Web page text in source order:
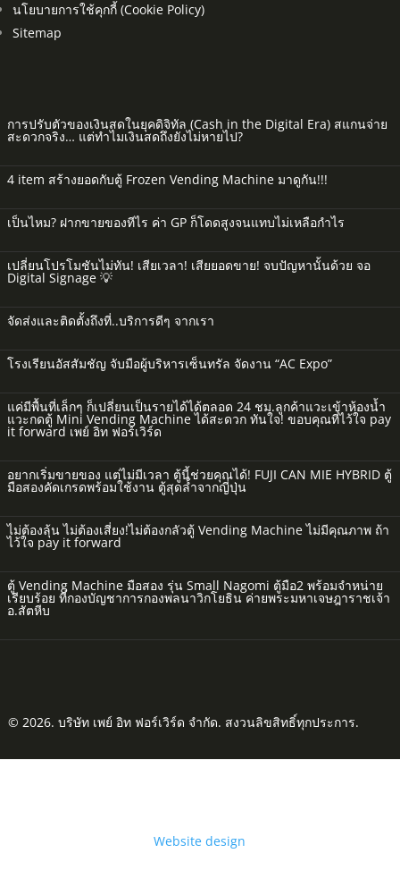
นโยบายการใช้คุกกี้ (Cookie Policy)
Sitemap
การปรับตัวของเงินสดในยุคดิจิทัล (Cash in the Digital Era) สแกนจ่าย
สะดวกจริง… แต่ทำไมเงินสดถึงยังไม่หายไป?
4 item สร้างยอดกับตู้ Frozen Vending Machine มาดูกัน!!!
เป็นไหม? ฝากขายของทีไร ค่า GP ก็โดดสูงจนแทบไม่เหลือกำไร
เปลี่ยนโปรโมชันไม่ทัน! เสียเวลา! เสียยอดขาย! จบปัญหานั้นด้วย จอ
Digital Signage 💡
จัดส่งและติดตั้งถึงที่..บริการดีๆ จากเรา
โรงเรียนอัสสัมชัญ จับมือผู้บริหารเซ็นทรัล จัดงาน “AC Expo”
แค่มีพื้นที่เล็กๆ ก็เปลี่ยนเป็นรายได้ได้ตลอด 24 ชม.ลูกค้าแวะเข้าห้องน้ำ
แวะกดตู้ Mini Vending Machine ได้สะดวก ทันใจ! ขอบคุณที่ไว้ใจ pay
it forward เพย์ อิท ฟอร์เวิร์ด
อยากเริ่มขายของ แต่ไม่มีเวลา ตู้นี้ช่วยคุณได้! FUJI CAN MIE HYBRID ตู้
มือสองคัดเกรดพร้อมใช้งาน ตู้สุดล้ำจากญี่ปุ่น
ไม่ต้องลุ้น ไม่ต้องเสี่ยง!ไม่ต้องกลัวตู้ Vending Machine ไม่มีคุณภาพ ถ้า
ไว้ใจ pay it forward
ตู้ Vending Machine มือสอง รุ่น Small Nagomi ตู้มือ2 พร้อมจำหน่าย
เรียบร้อย ที่กองบัญชาการกองพลนาวิกโยธิน ค่ายพระมหาเจษฎาราชเจ้า
อ.สัตหีบ
© 2026. บริษัท เพย์ อิท ฟอร์เวิร์ด จำกัด. สงวนลิขสิทธิ์ทุกประการ.
Website design